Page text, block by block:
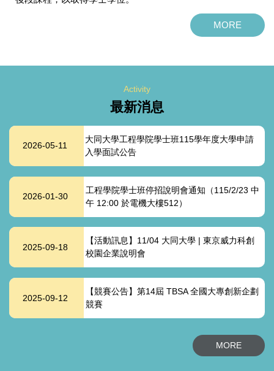
MORE
最新消息
Activity
2026-05-11
大同大學工程學院學士班115學年度大學申請
入學面試公告
2026-01-30
工程學院學士班停招說明會通知（115/2/23 中
午 12:00 於電機大樓512）
2025-09-18
【活動訊息】11/04 大同大學 | 東京威力科創
校園企業說明會
2025-09-12
【競賽公告】第14屆 TBSA 全國大專創新企劃
競賽
MORE